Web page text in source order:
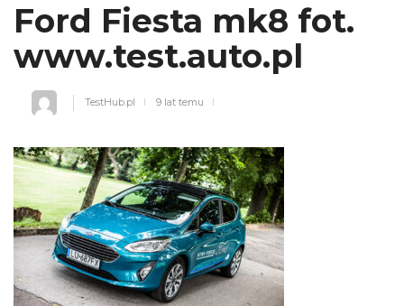
Ford Fiesta mk8 fot.
www.test.auto.pl
TestHub.pl 9 lat temu